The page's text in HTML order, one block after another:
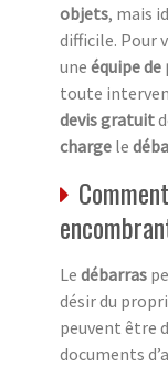
objets, mais
difficile. Pour
une équipe
toute
devis gratuit
charge le
Le débarras
désir du
peuvent être
documents